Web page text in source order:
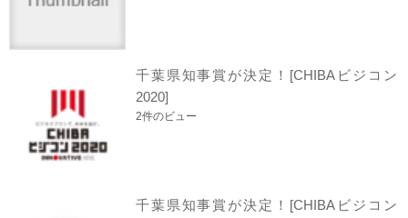
千葉県知事賞が決定！[CHIBAビジコン
2020]
2件のビュー
千葉県知事賞が決定！[CHIBAビジコン